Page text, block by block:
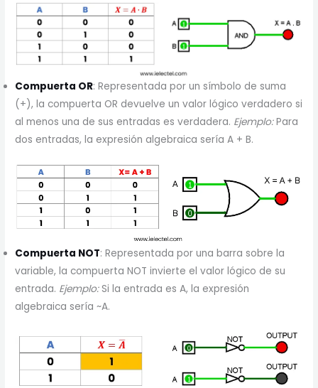
Compuerta OR: Representada por un símbolo de suma
(+), la compuerta OR devuelve un valor lógico verdadero si
al menos una de sus entradas es verdadera. Ejemplo:Para
dos entradas, la expresión algebraica sería A + B.
Compuerta NOT: Representada por una barra sobre la
variable, la compuerta NOT invierte el valor lógico de su
entrada. Ejemplo:Si la entrada es A, la expresión
algebraica sería ~A.